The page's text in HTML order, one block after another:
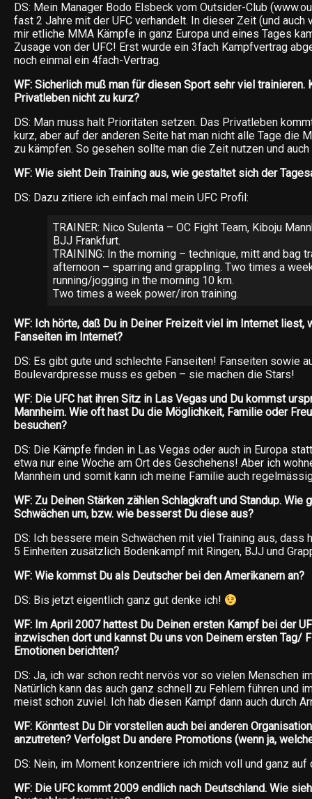
DS: Mein Manager Bodo Elsbeck vom Outsider-Club
fast 2 Jahre mit der UFC verhandelt. In dieser Zeit (und auch
mir etliche MMA Kämpfe in ganz Europa und eines Tages
Zusage von der UFC! Erst wurde ein 3fach Kampfvertrag
noch einmal ein 4fach-Vertrag.
WF: Sicherlich muß man für diesen Sport sehr viel trainieren.
Privatleben nicht zu kurz?
DS: Man muss halt Prioritäten setzen. Das Privatleben
kurz, aber auf der anderen Seite hat man nicht alle Tage die
zu kämpfen. So gesehen sollte man die Zeit nutzen und
WF: Wie sieht Dein Training aus, wie gestaltet sich der
DS: Dazu zitiere ich einfach mal mein UFC Profil:
TRAINER: Nico Sulenta – OC Fight Team, Kiboju
BJJ Frankfurt.
TRAINING: In the morning – technique, mitt and bag
afternoon – sparring and grappling. Two times a
running/jogging in the morning 10 km.
Two times a week power/iron training.
WF: Ich hörte, daß Du in Deiner Freizeit viel im Internet liest,
Fanseiten im Internet?
DS: Es gibt gute und schlechte Fanseiten! Fanseiten sowie
Boulevardpresse muss es geben – sie machen die Stars!
WF: Die UFC hat ihren Sitz in Las Vegas und Du kommst
Mannheim. Wie oft hast Du die Möglichkeit, Familie oder
besuchen?
DS: Die Kämpfe finden in Las Vegas oder auch in Europa
etwa nur eine Woche am Ort des Geschehens! Aber ich
Mannhein und somit kann ich meine Familie auch
WF: Zu Deinen Stärken zählen Schlagkraft und Standup. Wie
Schwächen um, bzw. wie besserst Du diese aus?
DS: Ich bessere mein Schwächen mit viel Training aus, dass
5 Einheiten zusätzlich Bodenkampf mit Ringen, BJJ und
WF: Wie kommst Du als Deutscher bei den Amerikanern an?
DS: Bis jetzt eigentlich ganz gut denke ich!
WF: Im April 2007 hattest Du Deinen ersten Kampf bei der
inzwischen dort und kannst Du uns von Deinem ersten Tag/
Emotionen berichten?
DS: Ja, ich war schon recht nervös vor so vielen Menschen
Natürlich kann das auch ganz schnell zu Fehlern führen und
meist schon zuviel. Ich hab diesen Kampf dann auch durch
WF: Könntest Du Dir vorstellen auch bei anderen
anzutreten? Verfolgst Du andere Promotions (wenn ja,
DS: Nein, im Moment konzentriere ich mich voll und ganz auf
WF: Die UFC kommt 2009 endlich nach Deutschland. Wie